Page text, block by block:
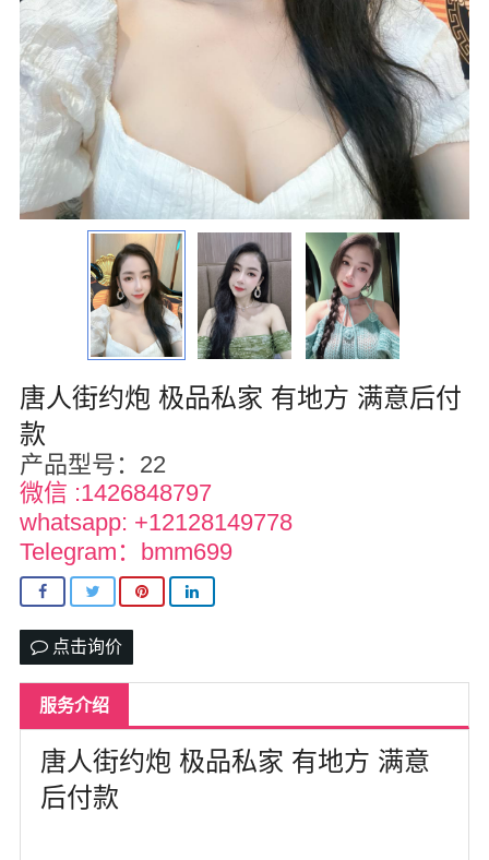
休斯顿
华盛顿
圣荷西
San Diego
波特兰
拉斯维加斯
得克萨斯
乔治亚州
北卡罗来纳州
马里兰州
宾夕法尼亚州
康涅狄格州
俄亥俄州
底特律
唐人街约炮 极品私家 有地方 满意后付
款
产品型号：22
微信 :1426848797
whatsapp: +12128149778
Telegram：bmm699
点击询价
服务介绍
唐人街约炮 极品私家 有地方 满意
后付款